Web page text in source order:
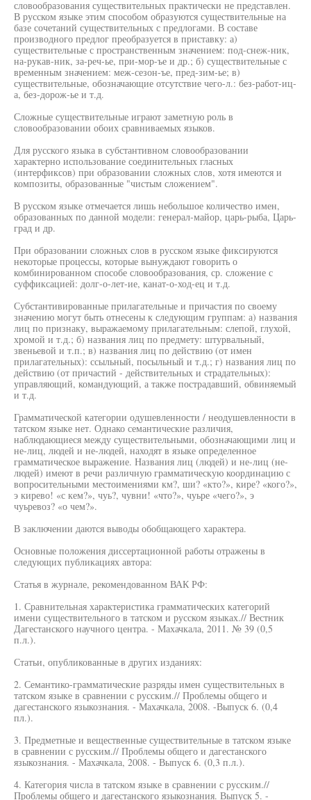
словообразования существительных практически не представлен.
В русском языке этим способом образуются существительные на
базе сочетаний существительных с предлогами. В составе
производного предлог преобразуется в приставку: а)
существительные с пространственным значением: под-снеж-ник,
на-рукав-ник, за-реч-ье, при-мор-ъе и др.; б) существительные с
временным значением: меж-сезон-ъе, пред-зим-ье; в)
существительные, обозначающие отсутствие чего-л.: без-работ-иц-
а, без-дорож-ье и т.д.
Сложные существительные играют заметную роль в
словообразовании обоих сравниваемых языков.
Для русского языка в субстантивном словообразовании
характерно использование соединительных гласных
(интерфиксов) при образовании сложных слов, хотя имеются и
композиты, образованные "чистым сложением".
В русском языке отмечается лишь небольшое количество имен,
образованных по данной модели: генерал-майор, царь-рыба, Царь-
град и др.
При образовании сложных слов в русском языке фиксируются
некоторые процессы, которые вынуждают говорить о
комбинированном способе словообразования, ср. сложение с
суффиксацией: долг-о-лет-ие, канат-о-ход-ец и т.д.
Субстантивированные прилагательные и причастия по своему
значению могут быть отнесены к следующим группам: а) названия
лиц по признаку, выражаемому прилагательным: слепой, глухой,
хромой и т.д.; б) названия лиц по предмету: штурвальный,
звеньевой и т.п.; в) названия лиц по действию (от имен
прилагательных): ссыльный, посыльный и т.д.; г) названия лиц по
действию (от причастий - действительных и страдательных):
управляющий, командующий, а также пострадавший, обвиняемый
и т.д.
Грамматической категории одушевленности / неодушевленности в
татском языке нет. Однако семантические различия,
наблюдающиеся между существительными, обозначающими лиц и
не-лиц, людей и не-людей, находят в языке определенное
грамматическое выражение. Названия лиц (людей) и не-лиц (не-
людей) имеют в речи различную грамматическую координацию с
вопросительными местоимениями км?, ши? «кто?», кире? «кого?»,
э кирево! «с кем?», чуь?, чувни! «что?», чуьре «чего?», э
чуьревоз? «о чем?».
В заключении даются выводы обобщающего характера.
Основные положения диссертационной работы отражены в
следующих публикациях автора:
Статья в журнале, рекомендованном ВАК РФ:
1. Сравнительная характеристика грамматических категорий
имени существительного в татском и русском языках.// Вестник
Дагестанского научного центра. - Махачкала, 2011. № 39 (0,5
п.л.).
Статьи, опубликованные в других изданиях:
2. Семантико-грамматические разряды имен существительных в
татском языке в сравнении с русским.// Проблемы общего и
дагестанского языкознания. - Махачкала, 2008. -Выпуск 6. (0,4
пл.).
3. Предметные и вещественные существительные в татском языке
в сравнении с русским.// Проблемы общего и дагестанского
языкознания. - Махачкала, 2008. - Выпуск 6. (0,3 п.л.).
4. Категория числа в татском языке в сравнении с русским.//
Проблемы общего и дагестанского языкознания. Выпуск 5. -